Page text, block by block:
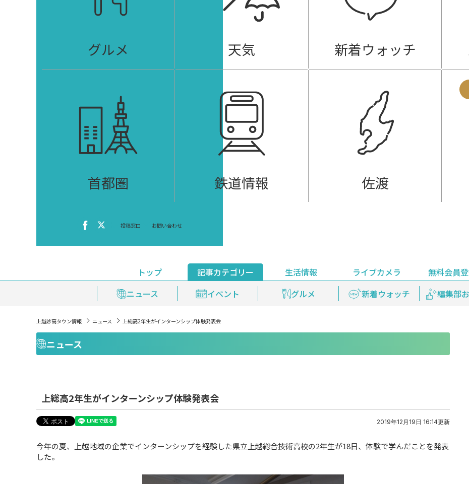
グルメ 天気 新着ウォッチ
首都圏 鉄道情報 佐渡
投稿窓口 お問い合わせ
トップ
記事カテゴリー
ニュース
イベント グルメ 新着ウォッチ 編集部
生活情報
おくやみ情報
安全安心情報 天気 上越妙高百景
ライブカメラ 無料会員
ライブ配信
見逃し配信 プレミアム会員
上越妙高タウン情報 ニュース 上総高2年生がインターンシップ体験発表会
ニュース
上総高2年生がインターンシップ体験発表会
2019年12月19日 16:14更新
今年の夏、上越地域の企業でインターンシップを経験した県立上越総合技術高校の2年生が18日、体験で学んだことを発表
した。